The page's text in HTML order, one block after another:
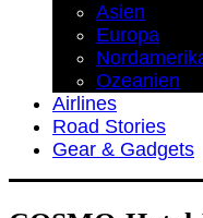
Asien
Europa
Ozeanien
Airlines
Road Stories
Gear & Gadgets